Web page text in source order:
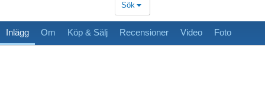
Sök
Inlägg Om Köp & Sälj Recensioner Video Foto